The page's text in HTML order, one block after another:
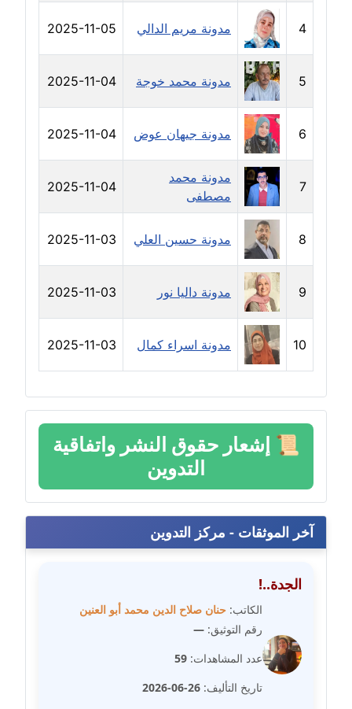
مدونة سارة ابراهيم
عاملة
مدونة سارة القصبي
عاملة
مدونة سارة سعيد
عاملة
مدونة سالي علاء الدين
عاملة
مدونة سامح رشاد
عاملة
مدونة سامح طلعت
عاملة
مدونة سامح فرج
عاملة
مدونة سحر أبو العلا
عاملة
مدونة سحر حسب الله
عاملة
مدونة سعاد سيد
عاملة
مدونة سعيد زعلوك
معلق
عاملة
4 مدونة مريم الدالي 2025-11-05
5 مدونة محمد خوجة 2025-11-04
6 مدونة جيهان عوض 2025-11-04
7
مدونة محمد
مصطفى
2025-11-04
8 مدونة حسين العلي 2025-11-03
9 مدونة داليا نور 2025-11-03
10 مدونة اسراء كمال 2025-11-03
📜 إشعار حقوق النشر واتفاقية
التدوين
آخر الموثقات - مركز التدوين
الجدة..!
الكاتب: حنان صلاح الدين محمد أبو العنين
رقم التوثيق: —
عدد المشاهدات: 59
تاريخ التأليف: 26-06-2026